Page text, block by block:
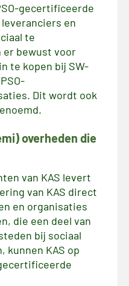
gecertificeerde
en
te
er bewust voor
te kopen bij SW-
Dit wordt ook
overheden die
van KAS levert
van KAS direct
en organisaties
die een deel van
bij sociaal
kunnen KAS op